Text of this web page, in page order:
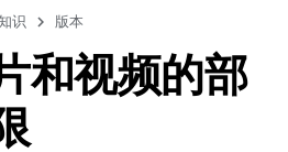
识 版本
和视频的部